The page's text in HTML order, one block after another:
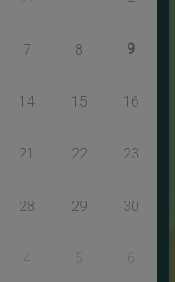
7 8 9
14 15 16
21 22 23
28 29 30
4 5 6